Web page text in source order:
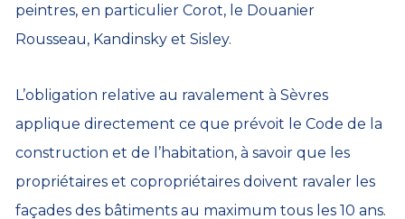
peintres, en particulier Corot, le Douanier
Rousseau, Kandinsky et Sisley.
L’obligation relative au ravalement à Sèvres
applique directement ce que prévoit le Code de la
construction et de l’habitation, à savoir que les
propriétaires et copropriétaires doivent ravaler les
façades des bâtiments au maximum tous les 10 ans.